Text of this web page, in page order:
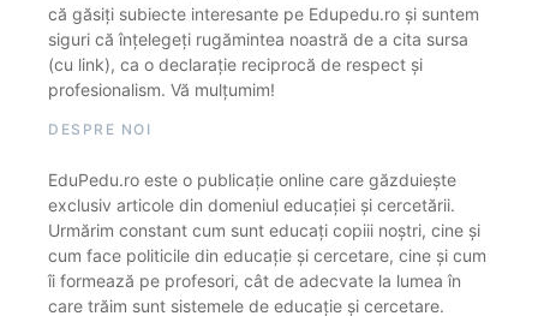
că găsiți subiecte interesante pe Edupedu.ro și suntem
siguri că înțelegeți rugămintea noastră de a cita sursa
(cu link), ca o declarație reciprocă de respect și
profesionalism. Vă mulțumim!
DESPRE NOI
EduPedu.ro este o publicație online care găzduiește
exclusiv articole din domeniul educației și cercetării.
Urmărim constant cum sunt educați copiii noștri, cine și
cum face politicile din educație și cercetare, cine și cum
îi formează pe profesori, cât de adecvate la lumea în
care trăim sunt sistemele de educație și cercetare.